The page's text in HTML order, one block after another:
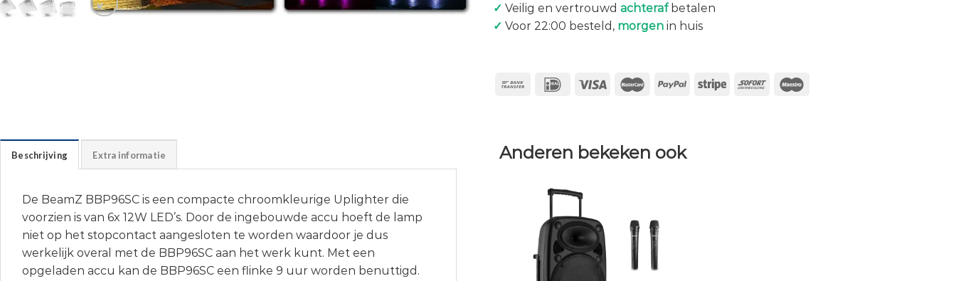
✓ Veilig en vertrouwd achterafbetalen
✓ Voor 22:00 besteld, morgenin huis
Beschrijving Extra informatie
De BeamZ BBP96SC is een compacte chroomkleurige Uplighter die
voorzien is van 6x 12W LED’s. Door de ingebouwde accu hoeft de lamp
niet op het stopcontact aangesloten te worden waardoor je dus
werkelijk overal met de BBP96SC aan het werk kunt. Met een
opgeladen accu kan de BBP96SC een flinke 9 uur worden benuttigd.
Anderen bekeken ook